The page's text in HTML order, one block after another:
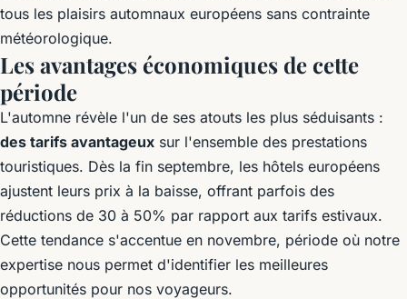
tous les plaisirs automnaux européens sans contrainte
météorologique.
Les avantages économiques de cette
période
L'automne révèle l'un de ses atouts les plus séduisants :
des tarifs avantageux sur l'ensemble des prestations
touristiques. Dès la fin septembre, les hôtels européens
ajustent leurs prix à la baisse, offrant parfois des
réductions de 30 à 50% par rapport aux tarifs estivaux.
Cette tendance s'accentue en novembre, période où notre
expertise nous permet d'identifier les meilleures
opportunités pour nos voyageurs.